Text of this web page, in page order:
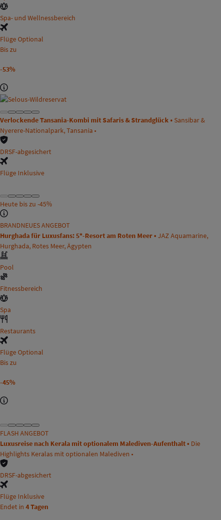
Spa- und Wellnessbereich
Flüge Optional
Bis zu
-53%
Verlockende Tansania-Kombi mit Safaris & Strandglück • Sansibar &
Nyerere-Nationalpark, Tansania •
DRSF-abgesichert
Flüge Inklusive
Heute bis zu -45%
BRANDNEUES ANGEBOT
Hurghada für Luxusfans: 5*-Resort am Roten Meer • JAZ Aquamarine,
Hurghada, Rotes Meer, Ägypten
Pool
Fitnessbereich
Spa
Restaurants
Flüge Optional
Bis zu
-45%
FLASH ANGEBOT
Luxusreise nach Kerala mit optionalem Malediven-Aufenthalt • Die
Highlights Keralas mit optionalen Malediven •
DRSF-abgesichert
Flüge Inklusive
Endet in 4 Tagen